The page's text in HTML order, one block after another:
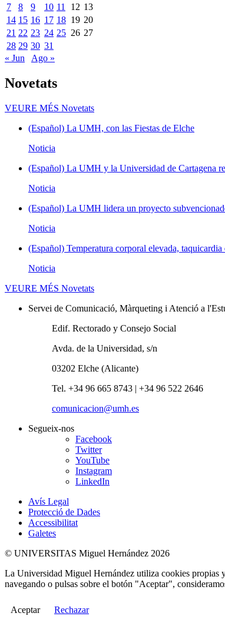
7
8 9 10 11 12 13
14 15 16 17 18 19 20
21 22 23 24 25 26 27
28 29 30 31
« Jun
Ago »
Novetats
VEURE MÉS Novetats
(Español) La UMH, con las Fiestas de Elche
Noticia
(Español) La UMH y la Universidad de Cartagena
Noticia
(Español) La UMH lidera un proyecto
Noticia
(Español) Temperatura corporal elevada, taquicardia
Noticia
VEURE MÉS Novetats
Servei de Comunicació, Màrqueting i Atenció a
Edif. Rectorado y Consejo Social
Avda. de la Universidad, s/n
03202 Elche (Alicante)
Tel. +34 96 665 8743 | +34 96 522 2646
comunicacion@umh.es
Segueix-nos
Facebook
Twitter
YouTube
Instagram
LinkedIn
Avís Legal
Protecció de Dades
Accessibilitat
Galetes
© UNIVERSITAS Miguel Hernández 2026
La Universidad Miguel Hernández utiliza cookies propias
navegando o pulsas sobre el botón "Aceptar",
Aceptar Rechazar